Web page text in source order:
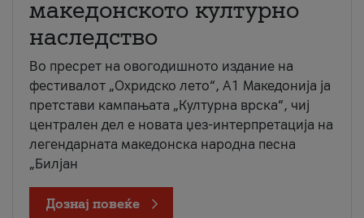
македонското културно
наследство
Во пресрет на овогодишното издание на
фестивалот „Охридско лето“, А1 Македонија ја
претстави кампањата „Културна врска“, чиј
централен дел е новата џез-интерпретација на
легендарната македонска народна песна
„Билјан
Дознај повеќе